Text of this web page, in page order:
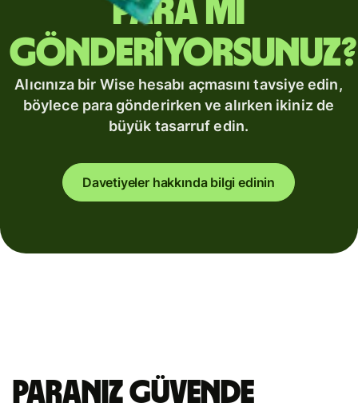
para mı
gönderiyorsunuz?
Alıcınıza bir Wise hesabı açmasını tavsiye edin,
böylece para gönderirken ve alırken ikiniz de
büyük tasarruf edin.
Davetiyeler hakkında bilgi edinin
Paranız güvende